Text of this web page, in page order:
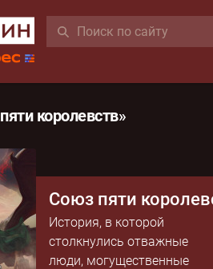
королевств»
Союз пяти
История, в которой
столкнулись отважные
люди, могущественные